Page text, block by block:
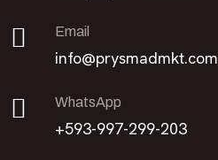
Email
info@prysmadmkt.com
WhatsApp
+593-997-299-203